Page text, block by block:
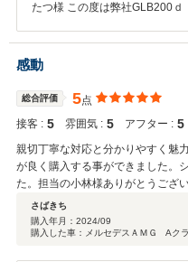
たつ様 この度は弊社GLB200
私を信じていただいてご購入
す。 大変走行距離も少なく、
いております。 たつ様とのご
ビス等々も是非させていただき
す。
感動
総合評価 5点
接客 : 5 雰囲気 : 5 アフター : 5
親切丁寧な対応と分かりやすく魅
が良く購入する事ができました。
た。担当の小林様ありがとうござい
さばきち
購入年月： 2024/09
購入した車：メルセデスＡＭＧ Aク